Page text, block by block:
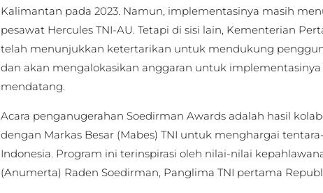
Kalimantan pada 2023. Namun, implementasinya masih
pesawat Hercules TNI-AU. Tetapi di sisi lain, Kementerian
telah menunjukkan ketertarikan untuk mendukung
dan akan mengalokasikan anggaran untuk implementasinya
mendatang.
Acara penganugerahan Soedirman Awards adalah hasil
dengan Markas Besar (Mabes) TNI untuk menghargai
Indonesia. Program ini terinspirasi oleh nilai-nilai
(Anumerta) Raden Soedirman, Panglima TNI pertama